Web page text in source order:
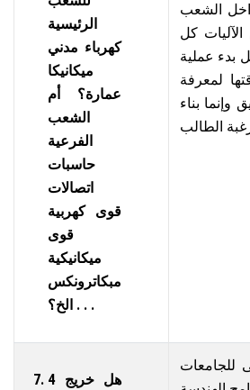
الرئيسية
كهرباء مدني
ميكانيكا
عمارة؟ أم
الشعب
الفرعية
حاسبات
اتصالات
قوى كهربية
قوى
ميكانيكية
مبكاترونكس
. . . الخ؟
الشعب
الآليات كل
بدء عملية
لمعرفة
وإنما بناء
هل خريج 4
للجامعات